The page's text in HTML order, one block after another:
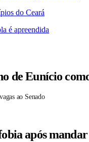
do Ceará
é apreendida
Eunício
ao Senado
após